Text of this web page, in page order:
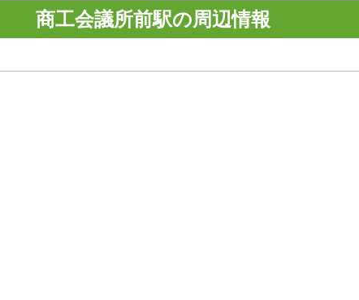
商工会議所前駅の周辺情報